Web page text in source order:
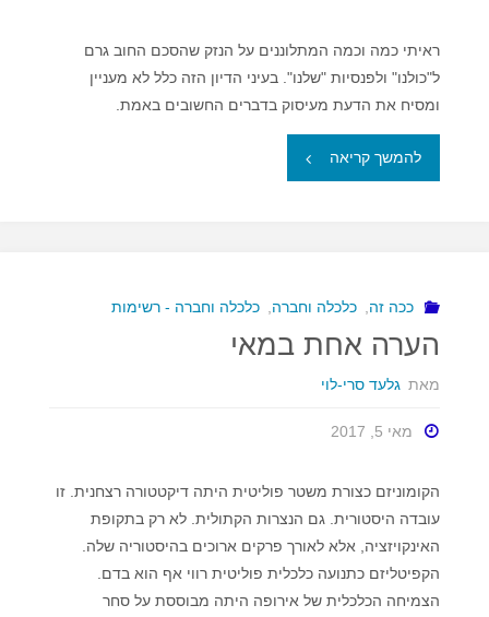
ראיתי כמה וכמה המתלוננים על הנזק שהסכם החוב גרם
ל"כולנו" ולפנסיות "שלנו". בעיני הדיון הזה כלל לא מעניין
ומסיח את הדעת מעיסוק בדברים החשובים באמת.
להמשך קריאה "שתי
פישמן"
ככה זה, כלכלה וחברה, כלכלה וחברה - רשימות
הערה אחת במאי
מאת גלעד סרי-לוי
מאי 5, 2017
הקומוניזם כצורת משטר פוליטית היתה דיקטטורה רצחנית. זו
עובדה היסטורית. גם הנצרות הקתולית. לא רק בתקופת
האינקויזציה, אלא לאורך פרקים ארוכים בהיסטוריה שלה.
הקפיטליזם כתנועה כלכלית פוליטית רווי אף הוא בדם.
הצמיחה הכלכלית של אירופה היתה מבוססת על סחר